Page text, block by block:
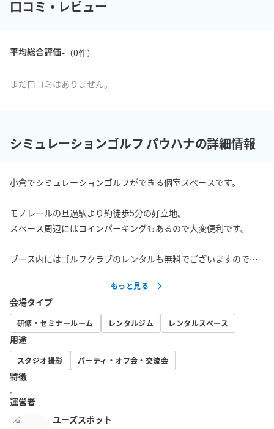
口コミ・レビュー
平均総合評価-（0件）
まだ口コミはありません。
シミュレーションゴルフ パウハナの詳細情報
小倉でシミュレーションゴルフができる個室スペースです。
モノレールの旦過駅より約徒歩5分の好立地。
スペース周辺にはコインパーキングもあるので大変便利です。
ブース内にはゴルフクラブのレンタルも無料でございますので、
お１人でスキルアップの練習はもちろん、ゴルフ仲間や友人と一
緒に有名なゴルフコースのラウンドができます。
お酒や食べ物の持ち込みはOKですので、皆様で飲食を楽しみなが
プレーができます。
フリーWi-Fi完備しており、スマホの充電器もご用意しておりま
もっと見る
会場タイプ
研修・セミナールーム レンタルジム レンタルスペース
用途
スタジオ撮影 パーティ・オフ会・交流会
特徴
-
運営者
ユーズスポット